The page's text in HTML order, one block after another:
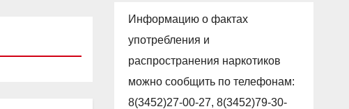
Информацию о фактах
употребления и
распространения наркотиков
можно сообщить по телефонам:
8(3452)27-00-27, 8(3452)79-30-